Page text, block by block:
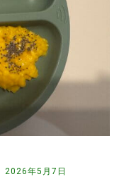
2026年5月7日